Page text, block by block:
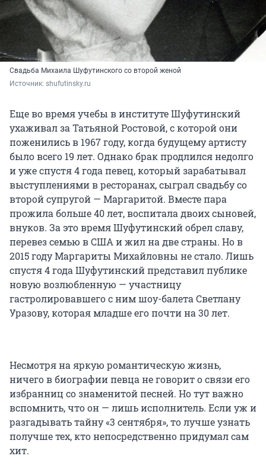
Свадьба Михаила Шуфутинского со второй женой
Источник: shufutinsky.ru
Еще во время учебы в институте Шуфутинский
ухаживал за Татьяной Ростовой, с которой они
поженились в 1967 году, когда будущему артисту
было всего 19 лет. Однако брак продлился недолго
и уже спустя 4 года певец, который зарабатывал
выступлениями в ресторанах, сыграл свадьбу со
второй супругой — Маргаритой. Вместе пара
прожила больше 40 лет, воспитала двоих сыновей,
внуков. За это время Шуфутинский обрел славу,
перевез семью в США и жил на две страны. Но в
2015 году Маргариты Михайловны не стало. Лишь
спустя 4 года Шуфутинский представил публике
новую возлюбленную — участницу
гастролировавшего с ним шоу-балета Светлану
Уразову, которая младше его почти на 30 лет.
Несмотря на яркую романтическую жизнь,
ничего в биографии певца не говорит о связи его
избранниц со знаменитой песней. Но тут важно
вспомнить, что он — лишь исполнитель. Если уж и
разгадывать тайну «3 сентября», то лучше узнать
получше тех, кто непосредственно придумал сам
хит.